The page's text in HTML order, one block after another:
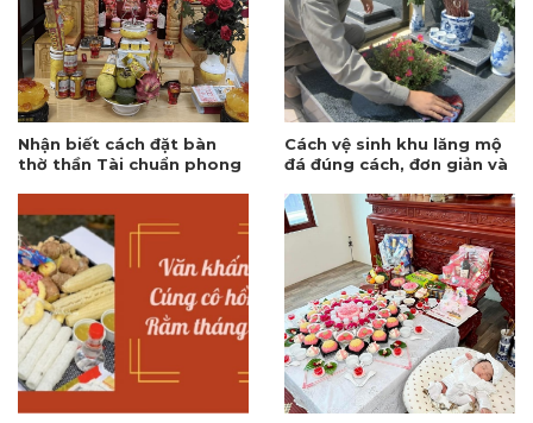
Nhận biết cách đặt bàn
thờ thần Tài chuẩn phong
Cách vệ sinh khu lăng mộ
đá đúng cách, đơn giản và